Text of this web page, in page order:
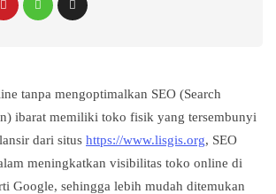
tanpa mengoptimalkan SEO (Search
ibarat memiliki toko fisik yang tersembunyi
dari situs https://www.lisgis.org, SEO
meningkatkan visibilitas toko online di
Google, sehingga lebih mudah ditemukan